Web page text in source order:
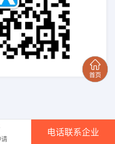
电话联系企业